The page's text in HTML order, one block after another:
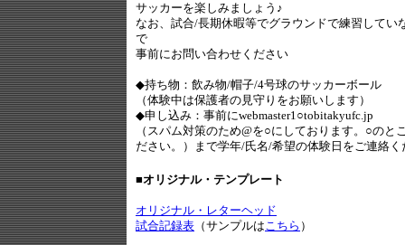
サッカーを楽しみましょう♪
なお、試合/長期休暇等でグラウンドで練習してい
で
事前にお問い合わせください
◆持ち物：飲み物/帽子/4号球のサッカーボール
（体験中は保護者の見守りをお願いします）
◆申し込み：事前にwebmaster1○tobitakyufc.jp
（スパム対策のため@を○にしております。○のと
ださい。）まで学年/氏名/希望の体験日をご連絡く
■オリジナル・テンプレート
オリジナル・レターヘッド
試合記録表 （サンプルはこちら ）